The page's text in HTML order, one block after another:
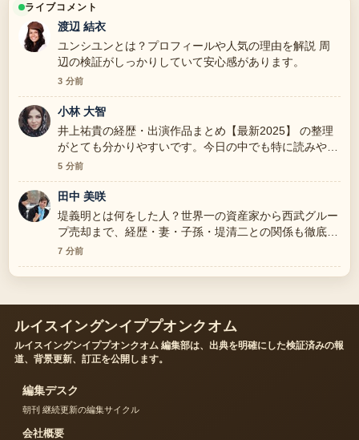
ライブコメント
渡辺 結衣
ユンシユンとは？プロフィールや人気の理由を解説 周
辺の検証がしっかりしていて安心感があります。
3 分前
小林 大智
井上祐貴の経歴・出演作品まとめ【最新2025】 の整理
がとても分かりやすいです。今日の中でも特に読みやす
いです。
5 分前
田中 美咲
堤義明とは何をした人？世界一の資産家から西武グルー
プ売却まで、経歴・妻・子孫・堤清二との関係も徹底解
説 を追っていますが、この解説は落ち着いていて信頼
できます。
7 分前
ルイスイングンイププオンクオム
ルイスイングンイププオンクオム 編集部は、出典を明確にした検証済みの報
道、背景更新、訂正を公開します。
編集デスク
朝刊 継続更新の編集サイクル
会社概要